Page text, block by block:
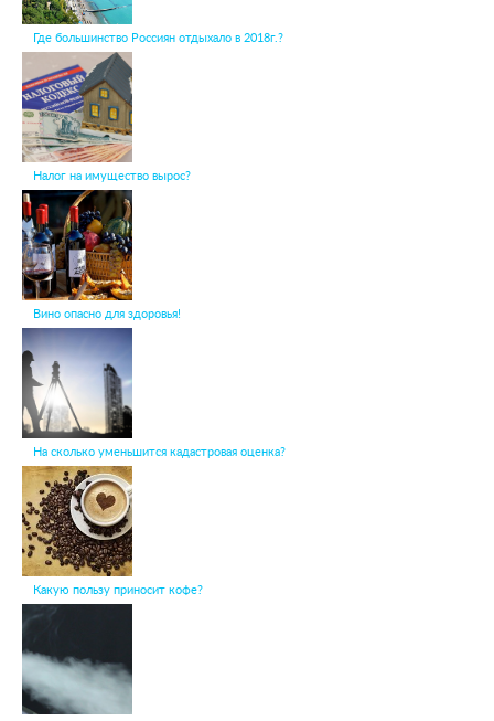
Где большинство Россиян отдыхало в 2018г.?
Налог на имущество вырос?
Вино опасно для здоровья!
На сколько уменьшится кадастровая оценка?
Какую пользу приносит кофе?